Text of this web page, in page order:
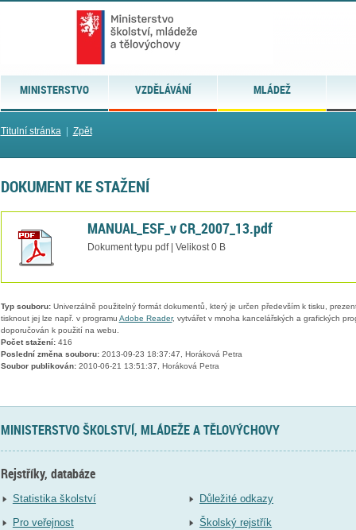
MINISTERSTVO VZDĚLÁVÁNÍ MLÁDEŽ
Titulní stránka| Zpět
DOKUMENT KE STAŽENÍ
MANUAL_ESF_v CR_2007_13.pdf
Dokument typu pdf | Velikost 0 B
Typ souboru:Univerzálně použitelný formát dokumentů, který je určen především k tisku,
tisknout jej lze např. v programu Adobe Reader, vytvářet v mnoha kancelářských a grafických
doporučován k použití na webu.
Počet stažení:416
Poslední změna souboru:2013-09-23 18:37:47, Horáková Petra
Soubor publikován:2010-06-21 13:51:37, Horáková Petra
MINISTERSTVO ŠKOLSTVÍ, MLÁDEŽE A TĚLOVÝCHOVY
Rejstříky, databáze
Statistika školství
Pro veřejnost
Důležité odkazy
Školský rejstřík